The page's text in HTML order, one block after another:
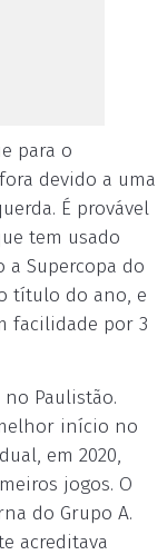
para o
devido a uma
É provável
tem usado
Supercopa do
título do ano, e
facilidade por 3
Paulistão.
início no
em 2020,
jogos. O
do Grupo A.
acreditava